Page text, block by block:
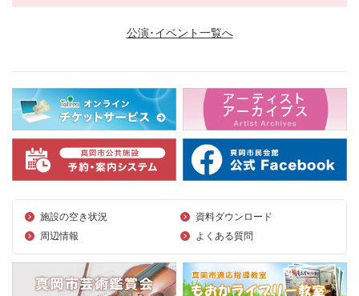
公演･イベント一覧へ
施設の空き状況
資料ダウンロード
周辺情報
よくある質問